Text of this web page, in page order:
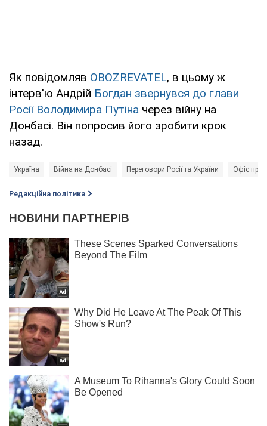
Як повідомляв OBOZREVATEL, в цьому ж
інтерв'ю Андрій Богдан звернувся до глави
Росії Володимира Путіна через війну на
Донбасі. Він попросив його зробити крок
назад.
Україна Війна на Донбасі Переговори Росії та України Офіс
Редакційна політика